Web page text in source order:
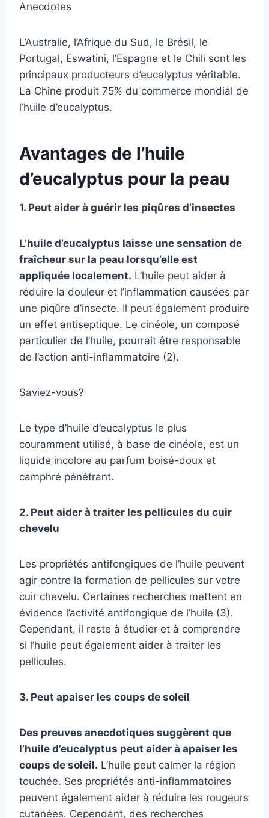
Anecdotes
L’Australie, l’Afrique du Sud, le Brésil, le
Portugal, Eswatini, l’Espagne et le Chili sont les
principaux producteurs d’eucalyptus véritable.
La Chine produit 75% du commerce mondial de
l’huile d’eucalyptus.
Avantages de l’huile
d’eucalyptus pour la peau
1. Peut aider à guérir les piqûres d’insectes
L’huile d’eucalyptus laisse une sensation de
fraîcheur sur la peau lorsqu’elle est
appliquée localement. L’huile peut aider à
réduire la douleur et l’inflammation causées par
une piqûre d’insecte. Il peut également produire
un effet antiseptique. Le cinéole, un composé
particulier de l’huile, pourrait être responsable
de l’action anti-inflammatoire (2).
Saviez-vous?
Le type d’huile d’eucalyptus le plus
couramment utilisé, à base de cinéole, est un
liquide incolore au parfum boisé-doux et
camphré pénétrant.
2. Peut aider à traiter les pellicules du cuir
chevelu
Les propriétés antifongiques de l’huile peuvent
agir contre la formation de pellicules sur votre
cuir chevelu. Certaines recherches mettent en
évidence l’activité antifongique de l’huile (3).
Cependant, il reste à étudier et à comprendre
si l’huile peut également aider à traiter les
pellicules.
3. Peut apaiser les coups de soleil
Des preuves anecdotiques suggèrent que
l’huile d’eucalyptus peut aider à apaiser les
coups de soleil. L’huile peut calmer la région
touchée. Ses propriétés anti-inflammatoires
peuvent également aider à réduire les rougeurs
cutanées. Cependant, des recherches